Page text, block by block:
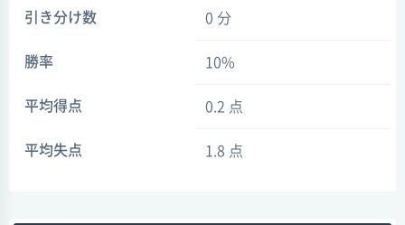
引き分け数 0 分
勝率 10%
平均得点 0.2 点
平均失点 1.8 点